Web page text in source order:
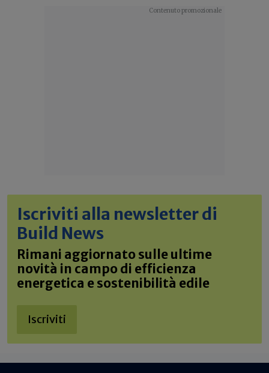
Iscriviti alla newsletter di
Build News
Rimani aggiornato sulle ultime
novità in campo di efficienza
energetica e sostenibilità edile
Iscriviti